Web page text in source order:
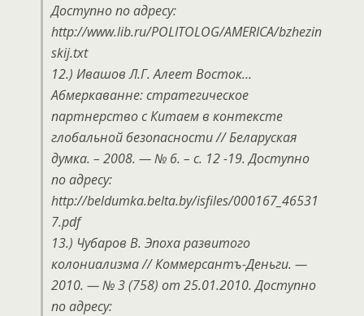
Доступно по адресу:
http://www.lib.ru/POLITOLOG/AMERICA/bzhezin
skij.txt
12.) Ивашов Л.Г. Алеет Восток…
Абмеркаванне: стратегическое
партнерство с Китаем в контексте
глобальной безопасности // Беларуская
думка. – 2008. — № 6. – с. 12 -19. Доступно
по адресу:
http://beldumka.belta.by/isfiles/000167_46531
7.pdf
13.) Чубаров В. Эпоха развитого
колониализма // Коммерсантъ-Деньги. —
2010. — № 3 (758) от 25.01.2010. Доступно
по адресу: